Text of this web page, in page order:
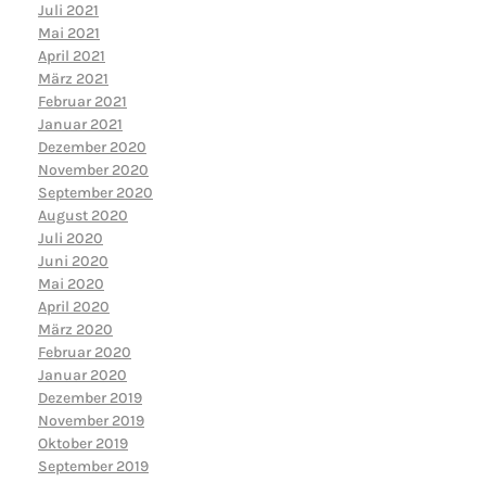
Juli 2021
Mai 2021
April 2021
März 2021
Februar 2021
Januar 2021
Dezember 2020
November 2020
September 2020
August 2020
Juli 2020
Juni 2020
Mai 2020
April 2020
März 2020
Februar 2020
Januar 2020
Dezember 2019
November 2019
Oktober 2019
September 2019